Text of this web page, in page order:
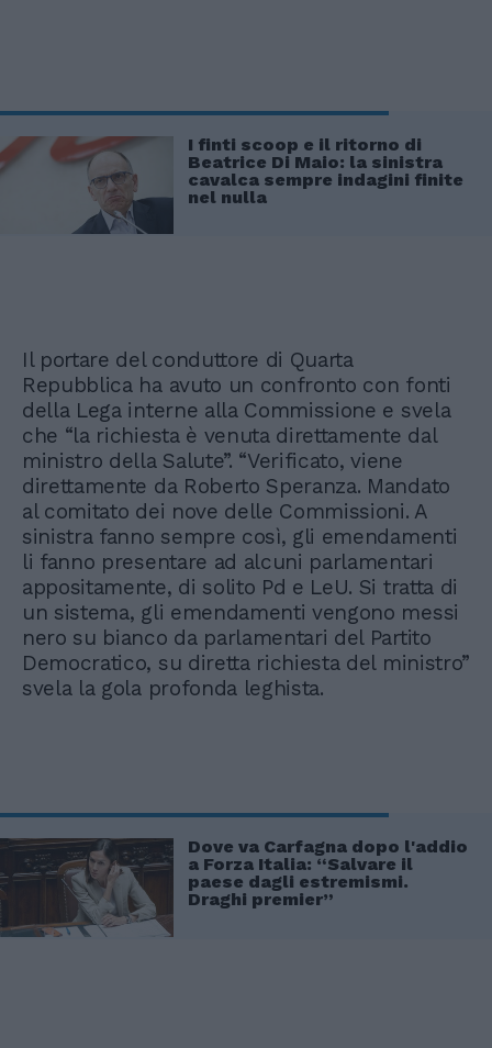
I finti scoop e il ritorno di
Beatrice Di Maio: la sinistra
cavalca sempre indagini finite
nel nulla
Il portare del conduttore di Quarta
Repubblica ha avuto un confronto con fonti
della Lega interne alla Commissione e svela
che “la richiesta è venuta direttamente dal
ministro della Salute”. “Verificato, viene
direttamente da Roberto Speranza. Mandato
al comitato dei nove delle Commissioni. A
sinistra fanno sempre così, gli emendamenti
li fanno presentare ad alcuni parlamentari
appositamente, di solito Pd e LeU. Si tratta di
un sistema, gli emendamenti vengono messi
nero su bianco da parlamentari del Partito
Democratico, su diretta richiesta del ministro”
svela la gola profonda leghista.
Dove va Carfagna dopo l'addio
a Forza Italia: “Salvare il
paese dagli estremismi.
Draghi premier”